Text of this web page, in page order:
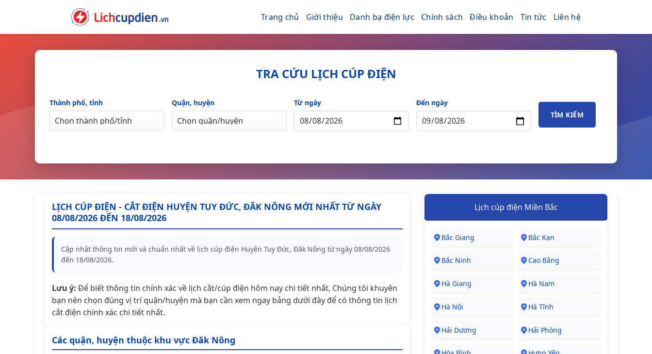
Trang chủ Giới thiệu Danh bạ điện lực Chính sách Điều khoản Tin tức Liên hệ
TRA CỨU LỊCH CÚP ĐIỆN
Thành phố, tỉnh Quận, huyện Từ ngày
Đến ngày
TÌM KIẾM
LỊCH CÚP ĐIỆN - CẮT ĐIỆN HUYỆN TUY ĐỨC, ĐĂK NÔNG MỚI NHẤT TỪ NGÀY
08/08/2026 ĐẾN 18/08/2026
Cập nhật thông tin mới và chuẩn nhất về lịch cúp điện Huyện Tuy Đức, Đăk Nông từ ngày 08/08/2026
đến 18/08/2026.
Lưu ý: Để biết thông tin chính xác về lịch cắt/cúp điện hôm nay chi tiết nhất, Chúng tôi khuyên
bạn nên chọn đúng vị trí quận/huyện mà bạn cần xem ngay bảng dưới đây để có thông tin lịch
cắt điện chính xác chi tiết nhất.
Các quận, huyện thuộc khu vực Đăk Nông
Lịch cúp điện Miền Bắc
Bắc Giang Bắc Kạn
Bắc Ninh Cao Bằng
Hà Giang Hà Nam
Hà Nội Hà Tĩnh
Hải Dương Hải Phòng